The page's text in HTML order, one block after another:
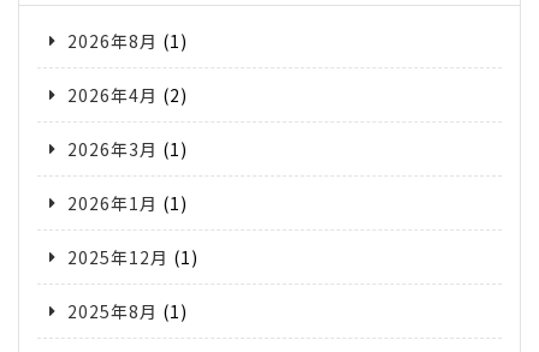
2026年8月 (1)
2026年4月 (2)
2026年3月 (1)
2026年1月 (1)
2025年12月 (1)
2025年8月 (1)